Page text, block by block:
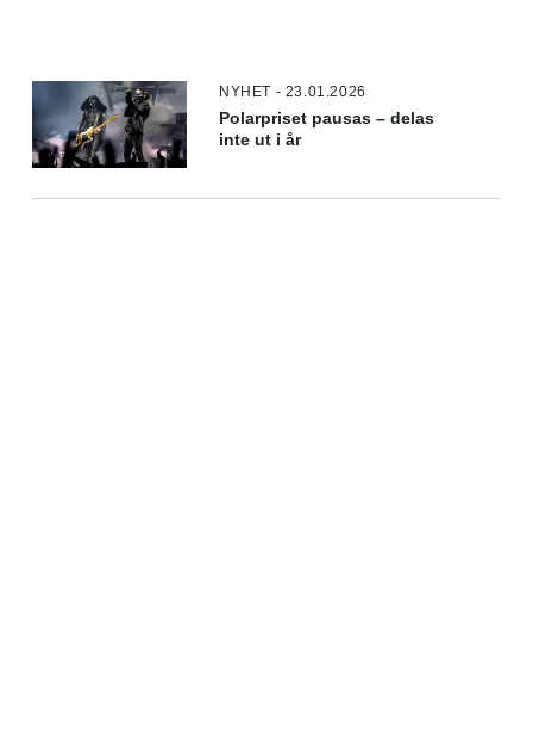
NYHET - 23.01.2026
Polarpriset pausas – delas
inte ut i år